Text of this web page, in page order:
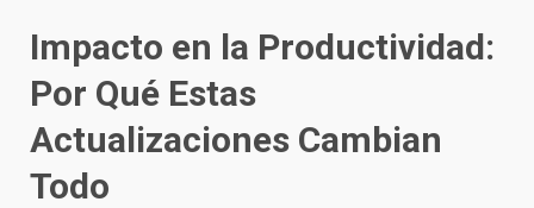
Impacto en la Productividad:
Por Qué Estas
Actualizaciones Cambian
Todo